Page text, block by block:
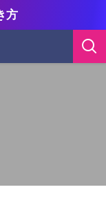
方